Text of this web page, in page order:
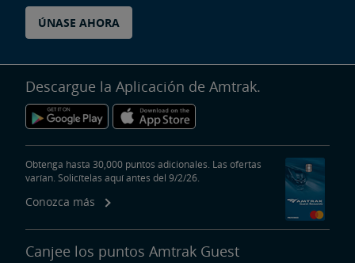
ÚNASE AHORA
Descargue la Aplicación de Amtrak.
Obtenga hasta 30,000 puntos adicionales. Las ofertas
varían. Solicítelas aquí antes del 9/2/26.
Conozca más
Canjee los puntos Amtrak Guest